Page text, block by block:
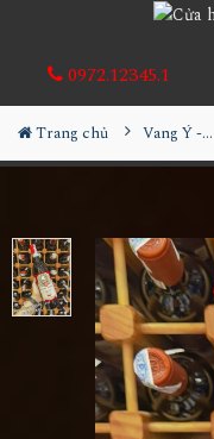
0972.12345.1
Trang chủ Vang Ý - Italia